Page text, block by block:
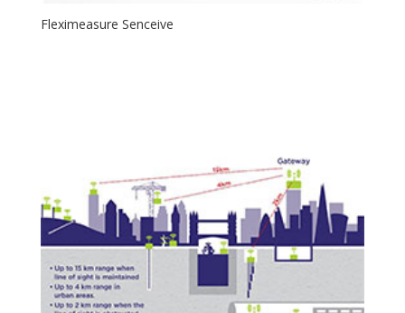
Fleximeasure Senceive